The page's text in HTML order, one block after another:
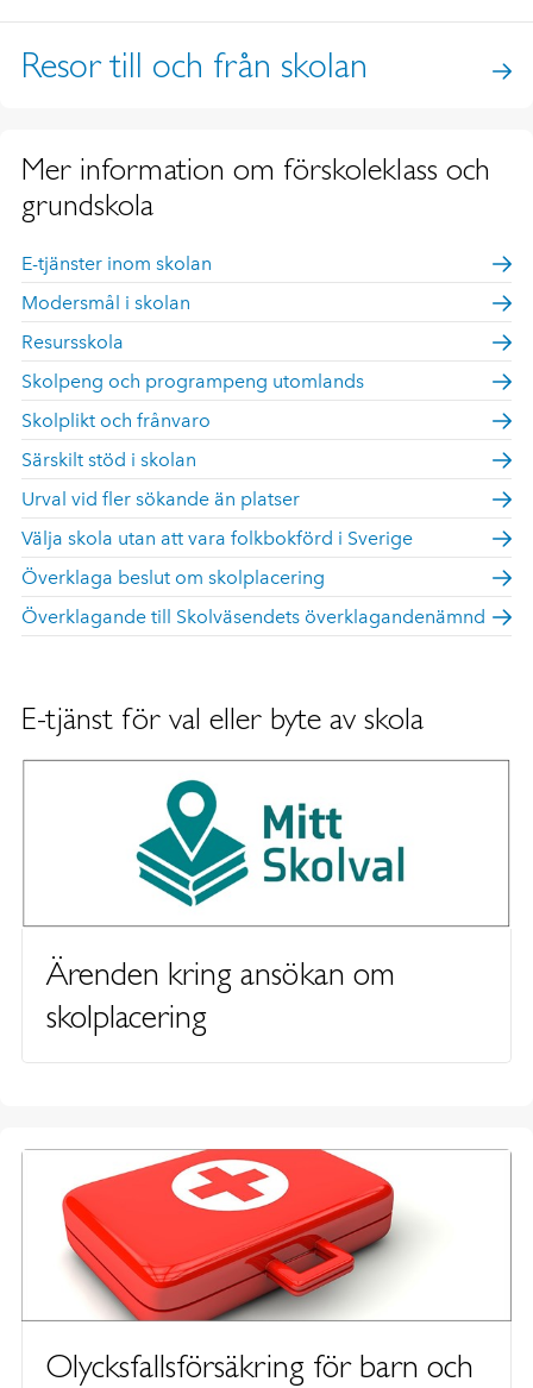
Resor till och från skolan
Mer information om förskoleklass och
grundskola
E-tjänster inom skolan
Modersmål i skolan
Resursskola
Skolpeng och programpeng utomlands
Skolplikt och frånvaro
Särskilt stöd i skolan
Urval vid fler sökande än platser
Välja skola utan att vara folkbokförd i Sverige
Överklaga beslut om skolplacering
Överklagande till Skolväsendets överklagandenämnd
E-tjänst för val eller byte av skola
Ärenden kring ansökan om
skolplacering
Olycksfallsförsäkring för barn och